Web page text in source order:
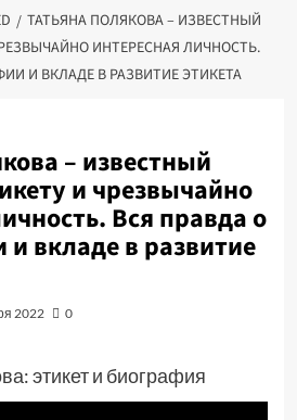
ТАТЬЯНА ПОЛЯКОВА – ИЗВЕСТНЫЙ
ИНТЕРЕСНАЯ ЛИЧНОСТЬ.
И ВКЛАДЕ В РАЗВИТИЕ ЭТИКЕТА
– известный
и чрезвычайно
Вся правда о
вкладе в развитие
2022 0